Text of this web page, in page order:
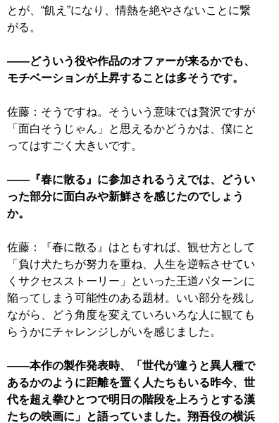
とが、“飢え”になり、情熱を絶やさないことに繋
がる。
――どういう役や作品のオファーが来るかでも、
モチベーションが上昇することは多そうです。
佐藤：そうですね。そういう意味では贅沢ですが
「面白そうじゃん」と思えるかどうかは、僕にと
ってはすごく大きいです。
――『春に散る』に参加されるうえでは、どうい
った部分に面白みや新鮮さを感じたのでしょう
か。
佐藤：『春に散る』はともすれば、観せ方として
「負け犬たちが努力を重ね、人生を逆転させてい
くサクセスストーリー」といった王道パターンに
陥ってしまう可能性のある題材。いい部分を残し
ながら、どう角度を変えていろいろな人に観ても
らうかにチャレンジしがいを感じました。
――本作の製作発表時、「世代が違うと異人種で
あるかのように距離を置く人たちもいる昨今、世
代を超え拳ひとつで明日の階段を上ろうとする漢
たちの映画に」と語っていました。翔吾役の横浜